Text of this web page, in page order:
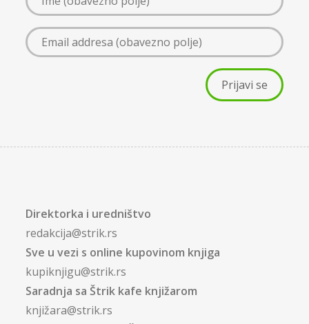
Direktorka i uredništvo
redakcija@strik.rs
Sve u vezi s online kupovinom knjiga
kupiknjigu@strik.rs
Saradnja sa Štrik kafe knjižarom
knjižara@strik.rs